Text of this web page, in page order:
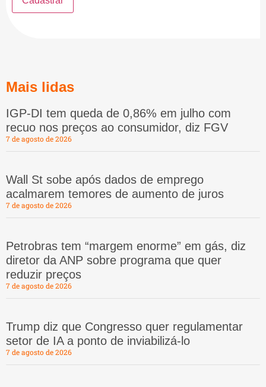
Mais lidas
IGP-DI tem queda de 0,86% em julho com
recuo nos preços ao consumidor, diz FGV
7 de agosto de 2026
Wall St sobe após dados de emprego
acalmarem temores de aumento de juros
7 de agosto de 2026
Petrobras tem “margem enorme” em gás, diz
diretor da ANP sobre programa que quer
reduzir preços
7 de agosto de 2026
Trump diz que Congresso quer regulamentar
setor de IA a ponto de inviabilizá-lo
7 de agosto de 2026